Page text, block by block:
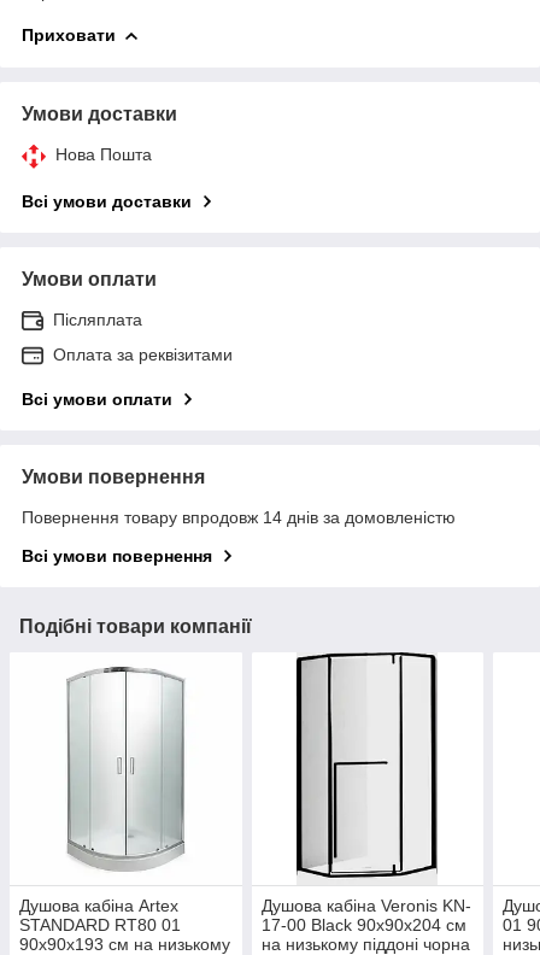
Приховати
Умови доставки
Нова Пошта
Всі умови доставки
Умови оплати
Післяплата
Оплата за реквізитами
Всі умови оплати
Умови повернення
Повернення товару впродовж 14 днів за домовленістю
Всі умови повернення
Подібні товари компанії
Душова кабіна Artex
STANDARD RT80 01
90х90х193 см на низькому
Душова кабіна Veronis KN-
17-00 Black 90х90х204 см
на низькому піддоні чорна
01